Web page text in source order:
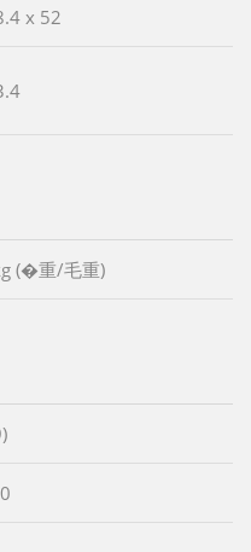
x 52
(�重/毛重)